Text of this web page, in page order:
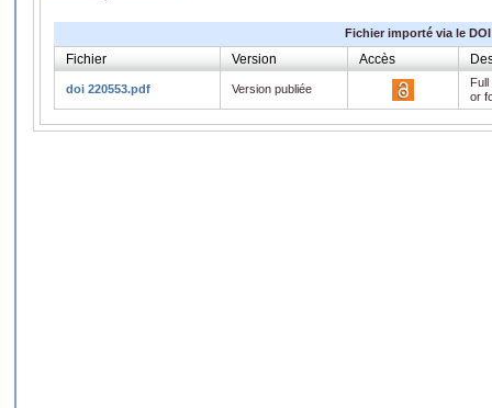
Fichier importé via le DOI
Fichier Version Accès
doi 220553.pdf Version publiée
or